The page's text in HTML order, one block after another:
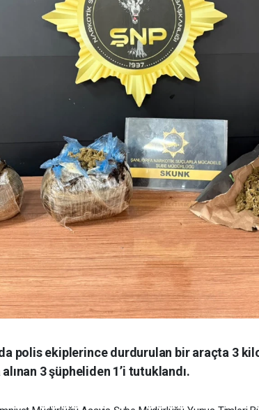
polis ekiplerince durdurulan bir araçta 3
3 şüpheliden 1’i tutuklandı.